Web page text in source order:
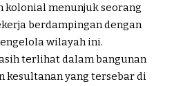
kolonial menunjuk seorang
berdampingan dengan
wilayah ini.
terlihat dalam bangunan
kesultanan yang tersebar di